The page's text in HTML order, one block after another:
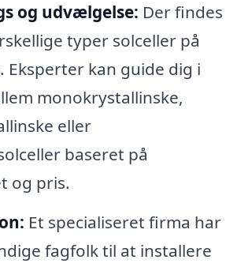
og udvælgelse: Der findes
typer solceller på
Eksperter kan guide dig i
monokrystallinske,
eller
baseret på
og pris.
Et specialiseret firma har
fagfolk til at installere